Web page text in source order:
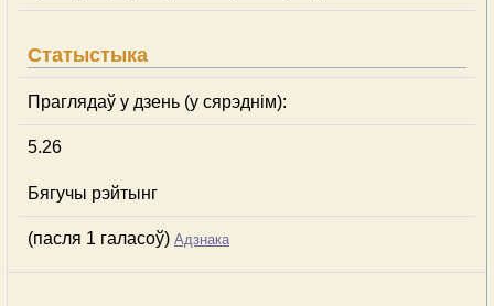
Статыстыка
Праглядаў у дзень (у сярэднім):
5.26
Бягучы рэйтынг
(пасля 1 галасоў) Адзнака